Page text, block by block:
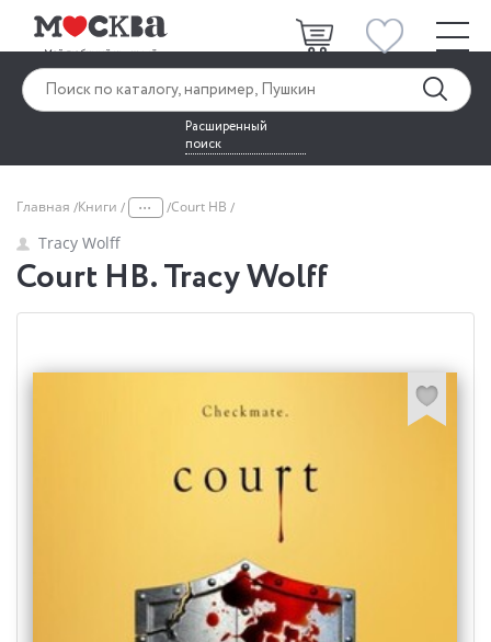
Расширенный
поиск
Главная Книги ... Court HB
Tracy Wolff
Court HB. Tracy Wolff